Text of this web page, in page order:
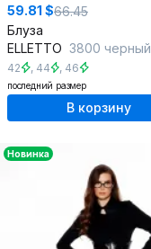
59.81 $66.45
Блуза
ELLETTO 3800 черный
42 , 44 , 46
последний размер
В корзину
Новинка